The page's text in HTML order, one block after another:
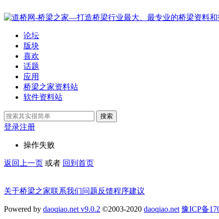
论坛
版块
喜欢
话题
应用
桥梁之家资料站
软件资料站
搜索
登录注册
操作失败
返回上一页 或者 回到首页
关于桥梁之家联系我们问题反馈程序建议
Powered by daoqiao.net v9.0.2 ©2003-2020 daoqiao.net 豫ICP备